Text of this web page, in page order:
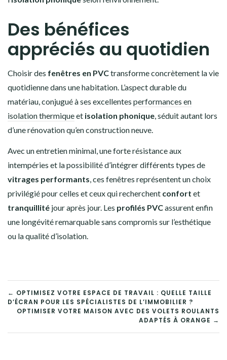
Des bénéfices
appréciés au quotidien
Choisir des fenêtres en PVCtransforme concrètement la vie
quotidienne dans une habitation. L’aspect durable du
matériau, conjugué à ses excellentes performances en
isolation thermiqueet isolation phonique, séduit autant lors
d’une rénovation qu’en construction neuve.
Avec un entretien minimal, une forte résistance aux
intempéries et la possibilité d’intégrer différents types de
vitrages performants, ces fenêtres représentent un choix
privilégié pour celles et ceux qui recherchent confort et
tranquillité jour après jour. Les profilés PVCassurent enfin
une longévité remarquable sans compromis sur l’esthétique
ou la qualité d’isolation.
NAVIGATION
DE
L’ARTICLE
← OPTIMISEZ VOTRE ESPACE DE TRAVAIL : QUELLE TAILLE
D’ÉCRAN POUR LES SPÉCIALISTES DE L’IMMOBILIER ?
OPTIMISER VOTRE MAISON AVEC DES VOLETS ROULANTS
ADAPTÉS À ORANGE →